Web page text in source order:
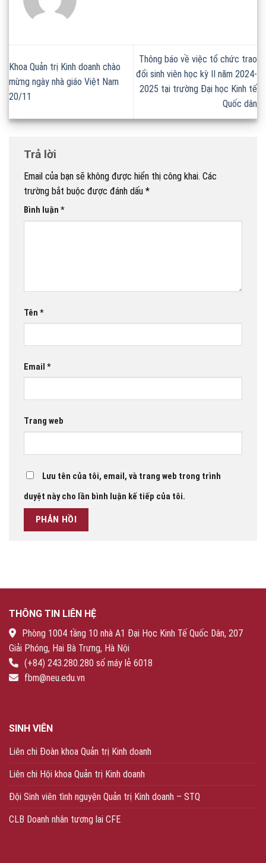
Khoa Quản trị Kinh doanh chào
mừng ngày nhà giáo Việt Nam
20/11
Thông báo về việc tổ chức trao
đổi sinh viên học kỳ II năm 2024-
2025 tại trường Đại học Kinh tế
Quốc dân
Trả lời
Email của bạn sẽ không được hiển thị công khai. Các
trường bắt buộc được đánh dấu *
Bình luận *
Tên *
Email *
Trang web
Lưu tên của tôi, email, và trang web trong trình
duyệt này cho lần bình luận kế tiếp của tôi.
THÔNG TIN LIÊN HỆ
Phòng 1004 tầng 10 nhà A1 Đại Học Kinh Tế Quốc Dân, 207
Giải Phóng, Hai Bà Trưng, Hà Nội
(+84) 243.280.280 số máy lẻ 6018
fbm@neu.edu.vn
SINH VIÊN
Liên chi Đoàn khoa Quản trị Kinh doanh
Liên chi Hội khoa Quản trị Kinh doanh
Đội Sinh viên tình nguyện Quản trị Kinh doanh – STQ
CLB Doanh nhân tương lai CFE